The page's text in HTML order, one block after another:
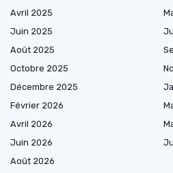
Avril 2025
Juin 2025
Août 2025
Octobre 2025
Décembre 2025
Février 2026
Avril 2026
Juin 2026
Août 2026